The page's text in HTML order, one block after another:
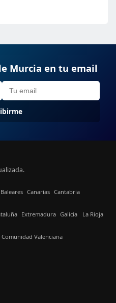
Murcia en tu email
Baleares Canarias Cantabria
Extremadura Galicia La Rioja
Comunidad Valenciana